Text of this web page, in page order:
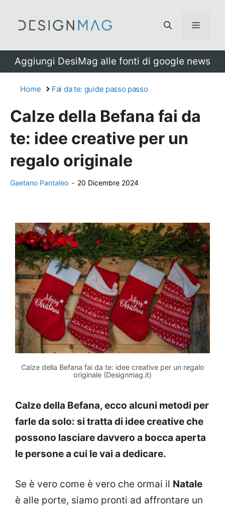
Menu
Aggiungi DesiMag alle fonti di google news
Home Fai da te: guide passo passo
Calze della Befana fai da
te: idee creative per un
regalo originale
Gaetano Pantaleo - 20 Dicembre 2024
Calze della Befana fai da te: idee creative per un regalo
originale (Designmag.it)
Calze della Befana, ecco alcuni metodi per
farle da solo: si tratta di idee creative che
possono lasciare davvero a bocca aperta
le persone a cui le vai a dedicare.
Se è vero come è vero che ormai il Natale
è alle porte, siamo pronti ad affrontare un